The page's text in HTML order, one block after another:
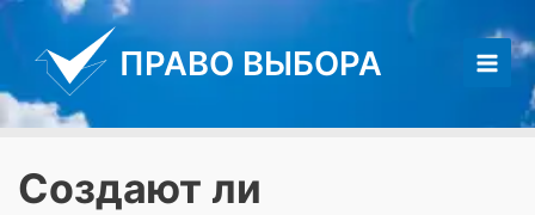
Перейти
содержимому
ПРАВО ВЫБОРА
Main
Создают ли